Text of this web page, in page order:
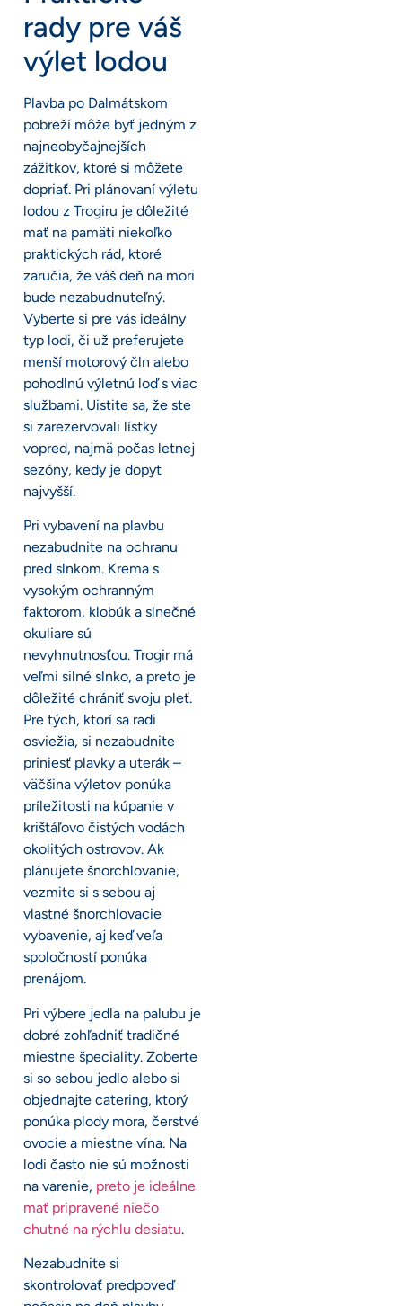
rady pre váš
výlet lodou
Plavba po Dalmátskom
pobreží môže byť jedným z
najneobyčajnejších
zážitkov, ktoré si môžete
dopriať. Pri plánovaní výletu
lodou z Trogiru je dôležité
mať na pamäti niekoľko
praktických rád, ktoré
zaručia, že váš deň na mori
bude nezabudnuteľný.
Vyberte si pre vás ideálny
typ lodi, či už preferujete
menší motorový čln alebo
pohodlnú výletnú loď s viac
službami. Uistite sa, že ste
si zarezervovali lístky
vopred, najmä počas letnej
sezóny, kedy je dopyt
najvyšší.
Pri vybavení na plavbu
nezabudnite na ochranu
pred slnkom. Krema s
vysokým ochranným
faktorom, klobúk a slnečné
okuliare sú
nevyhnutnosťou. Trogir má
veľmi silné slnko, a preto je
dôležité chrániť svoju pleť.
Pre tých, ktorí sa radi
osviežia, si nezabudnite
priniesť plavky a uterák –
väčšina výletov ponúka
príležitosti na kúpanie v
krištáľovo čistých vodách
okolitých ostrovov. Ak
plánujete šnorchlovanie,
vezmite si s sebou aj
vlastné šnorchlovacie
vybavenie, aj keď veľa
spoločností ponúka
prenájom.
Pri výbere jedla na palubu je
dobré zohľadniť tradičné
miestne špeciality. Zoberte
si so sebou jedlo alebo si
objednajte catering, ktorý
ponúka plody mora, čerstvé
ovocie a miestne vína. Na
lodi často nie sú možnosti
na varenie, preto je ideálne
mať pripravené niečo
chutné na rýchlu desiatu.
Nezabudnite si
skontrolovať predpoveď